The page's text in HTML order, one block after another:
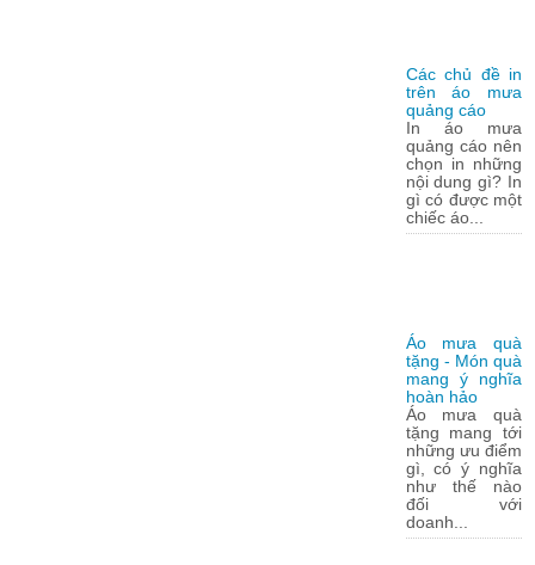
Các chủ đề in
trên áo mưa
quảng cáo
In áo mưa
quảng cáo nên
chọn in những
nội dung gì? In
gì có được một
chiếc áo...
Áo mưa quà
tặng - Món quà
mang ý nghĩa
hoàn hảo
Áo mưa quà
tặng mang tới
những ưu điểm
gì, có ý nghĩa
như thế nào
đối với
doanh...